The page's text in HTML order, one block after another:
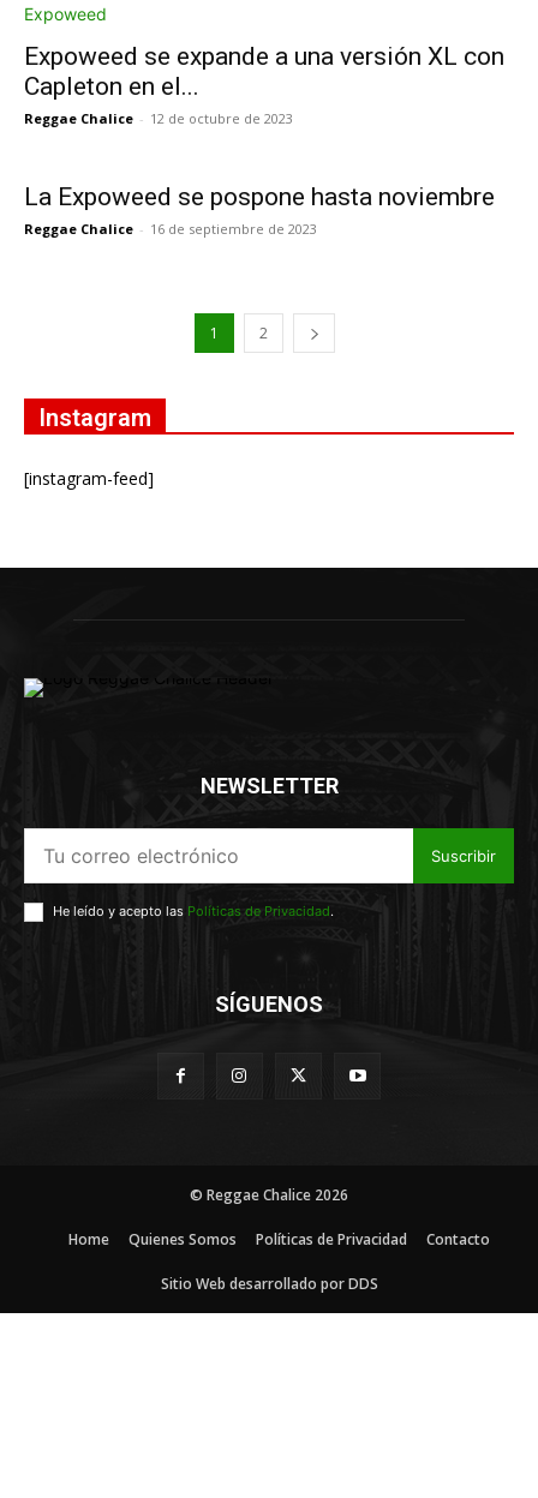
Expoweed se expande a una versión XL con
Capleton en el...
Reggae Chalice - 12 de octubre de 2023
La Expoweed se pospone hasta noviembre
Reggae Chalice - 16 de septiembre de 2023
1 2
Instagram
[instagram-feed]
NEWSLETTER
Suscribir
He leído y acepto las Políticas de Privacidad.
SÍGUENOS
© Reggae Chalice 2026
Home Quienes Somos Políticas de Privacidad Contacto
Sitio Web desarrollado por DDS